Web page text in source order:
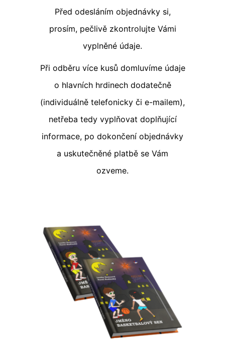
Před odesláním objednávky si,
prosím, pečlivě zkontrolujte Vámi
vyplněné údaje.
Při odběru více kusů domluvíme údaje
o hlavních hrdinech dodatečně
(individuálně telefonicky či e-mailem),
netřeba tedy vyplňovat doplňující
informace, po dokončení objednávky
a uskutečněné platbě se Vám
ozveme.